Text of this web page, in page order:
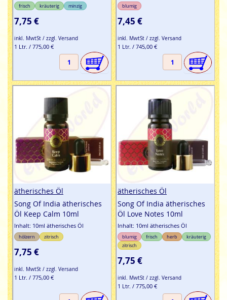
frisch kräuterig minzig
7,75 €
inkl. MwtSt / zzgl. Versand
1 Ltr. / 775,00 €
blumig
7,45 €
inkl. MwtSt / zzgl. Versand
1 Ltr. / 745,00 €
ätherisches Öl
Song Of India ätherisches
Öl Keep Calm 10ml
Inhalt: 10ml ätherisches Öl
hölzern zitrisch
7,75 €
inkl. MwtSt / zzgl. Versand
1 Ltr. / 775,00 €
ätherisches Öl
Song Of India ätherisches
Öl Love Notes 10ml
Inhalt: 10ml ätherisches Öl
blumig frisch herb
kräuterig
zitrisch
7,75 €
inkl. MwtSt / zzgl. Versand
1 Ltr. / 775,00 €